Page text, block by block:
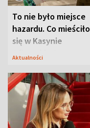
To nie było miejsce
hazardu. Co mieściło
się w Kasynie
Oficerskim?
Aktualności